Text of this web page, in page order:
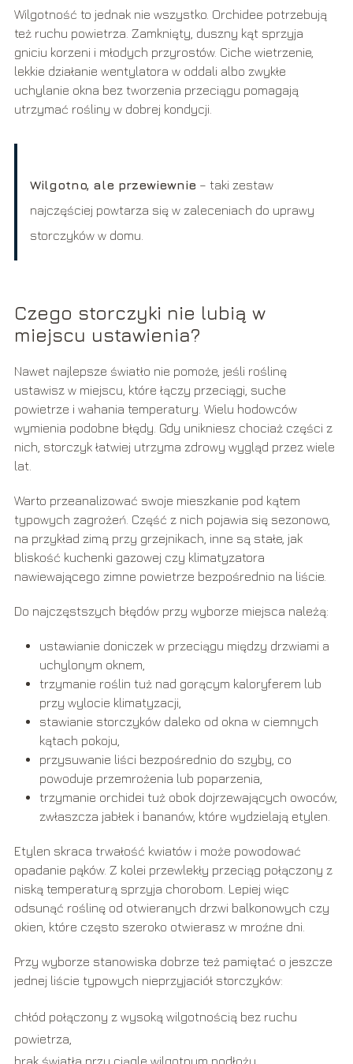
Wilgotność to jednak nie wszystko. Orchidee potrzebują
też ruchu powietrza. Zamknięty, duszny kąt sprzyja
gniciu korzeni i młodych przyrostów. Ciche wietrzenie,
lekkie działanie wentylatora w oddali albo zwykłe
uchylanie okna bez tworzenia przeciągu pomagają
utrzymać rośliny w dobrej kondycji.
Wilgotno, ale przewiewnie– taki zestaw
najczęściej powtarza się w zaleceniach do uprawy
storczyków w domu.
Czego storczyki nie lubią w
miejscu ustawienia?
Nawet najlepsze światło nie pomoże, jeśli roślinę
ustawisz w miejscu, które łączy przeciągi, suche
powietrze i wahania temperatury. Wielu hodowców
wymienia podobne błędy. Gdy unikniesz chociaż części z
nich, storczyk łatwiej utrzyma zdrowy wygląd przez wiele
lat.
Warto przeanalizować swoje mieszkanie pod kątem
typowych zagrożeń. Część z nich pojawia się sezonowo,
na przykład zimą przy grzejnikach, inne są stałe, jak
bliskość kuchenki gazowej czy klimatyzatora
nawiewającego zimne powietrze bezpośrednio na liście.
Do najczęstszych błędów przy wyborze miejsca należą:
ustawianie doniczek w przeciągu między drzwiami a
uchylonym oknem,
trzymanie roślin tuż nad gorącym kaloryferem lub
przy wylocie klimatyzacji,
stawianie storczyków daleko od okna w ciemnych
kątach pokoju,
przysuwanie liści bezpośrednio do szyby, co
powoduje przemrożenia lub poparzenia,
trzymanie orchidei tuż obok dojrzewających owoców,
zwłaszcza jabłek i bananów, które wydzielają etylen.
Etylen skraca trwałość kwiatów i może powodować
opadanie pąków. Z kolei przewlekły przeciąg połączony z
niską temperaturą sprzyja chorobom. Lepiej więc
odsunąć roślinę od otwieranych drzwi balkonowych czy
okien, które często szeroko otwierasz w mroźne dni.
Przy wyborze stanowiska dobrze też pamiętać o jeszcze
jednej liście typowych nieprzyjaciół storczyków:
chłód połączony z wysoką wilgotnością bez ruchu
powietrza,
brak światła przy ciągle wilgotnym podłożu,